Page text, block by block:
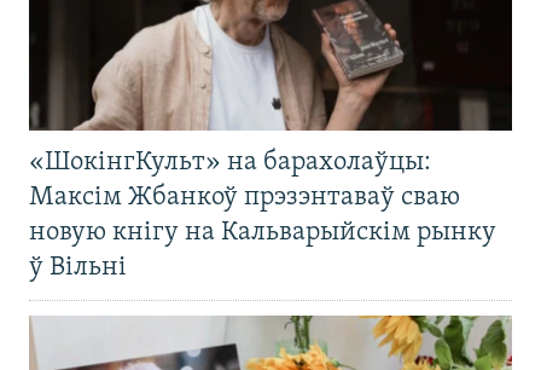
«ШокінгКульт» на барахолаўцы:
Максім Жбанкоў прэзэнтаваў сваю
новую кнігу на Кальварыйскім рынку
ў Вільні